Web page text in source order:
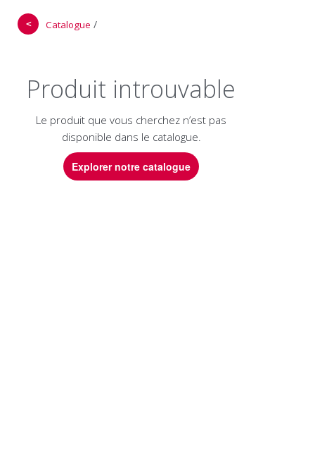
＜ Catalogue /
Produit introuvable
Le produit que vous cherchez n’est pas
disponible dans le catalogue.
Explorer notre catalogue